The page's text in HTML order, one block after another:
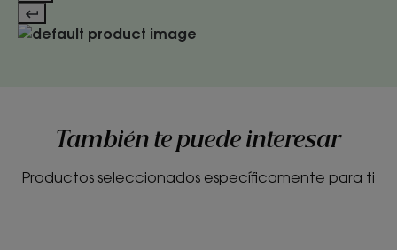
También te puede interesar
Productos seleccionados específicamente para ti